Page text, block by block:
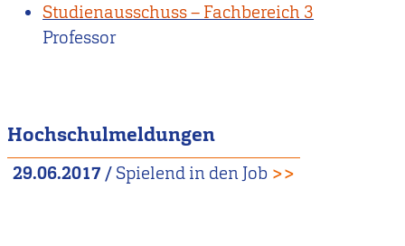
Studienausschuss – Fachbereich 3
Professor
Hochschulmeldungen
29.06.2017 /Spielend in den Job >>